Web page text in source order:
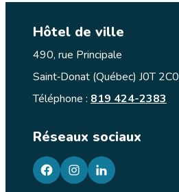
Hôtel de ville
490, rue Principale
Saint‑Donat (Québec) J0T 2C0
Téléphone : 819 424-2383
Réseaux sociaux
facebookgoogleplusgoogleplus